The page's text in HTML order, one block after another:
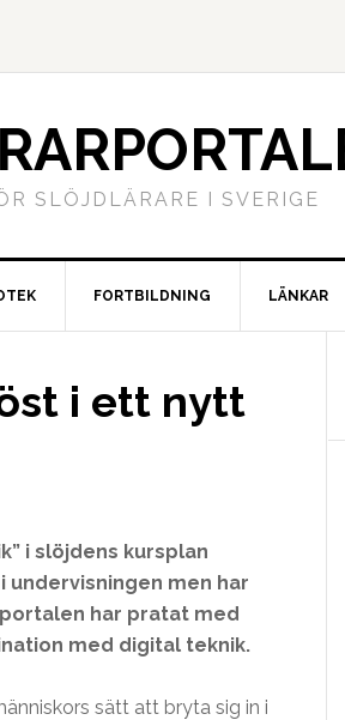
SLÖJDLÄRARE I SVERIGE
FORTBILDNING LÄNKAR
i ett nytt
i slöjdens kursplan
men har
har pratat med
med digital teknik.
sätt att bryta sig in i